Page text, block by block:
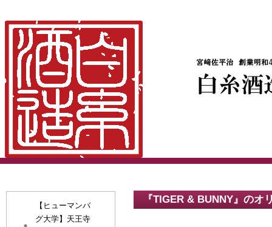
『TIGER & BUNNY』のオ
【ヒューマンバ
グ大学】天王寺